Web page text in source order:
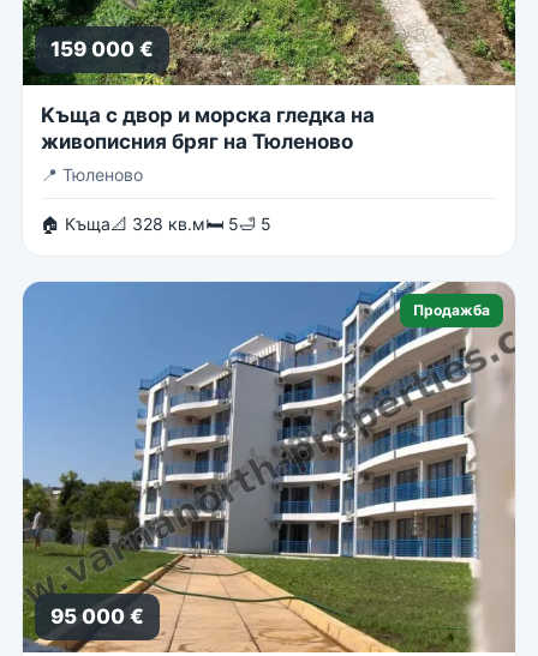
159 000 €
Kъща с двор и морска гледка на
живописния бряг на Тюленово
📍 Тюленово
🏠 Къща📐 328 кв.м🛏 5🛁 5
Продажба
95 000 €